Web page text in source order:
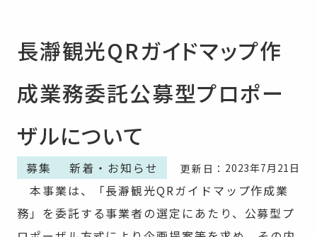
長瀞観光QRガイドマップ作
成業務委託公募型プロポー
ザルについて
募集 新着・お知らせ 更新日： 2023年7月21日
本事業は、「長瀞観光QRガイドマップ作成業
務」を委託する事業者の選定にあたり、公募型プ